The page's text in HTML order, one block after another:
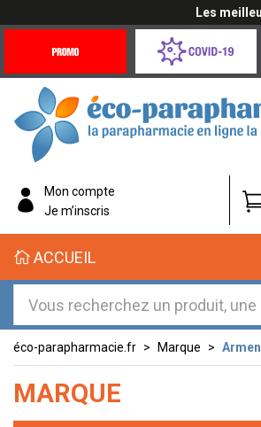
Les
Offres
Coronavirus
éco-
parapharmacie.fr
éco-
parapharmacie.fr
Mon compte
Je m’inscris
ACCUEIL
éco-parapharmacie.fr Marque
MARQUE